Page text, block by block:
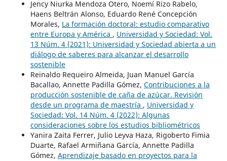
Jency Niurka Mendoza Otero, Noemí Rizo Rabelo,
Haens Beltrán Alonso, Eduardo René Concepción
Morales, La formación doctoral: estudio comparativo
entre Europa y América , Universidad y Sociedad: Vol.
13 Núm. 4 (2021): Universidad y Sociedad abierta a un
diálogo de saberes para alcanzar el desarrollo
sostenible
Reinaldo Requeiro Almeida, Juan Manuel García
Bacallao, Annette Padilla Gómez, Contribuciones a la
producción sostenible de caña de azúcar. Revisión
desde un programa de maestría , Universidad y
Sociedad: Vol. 14 Núm. 4 (2022): Algunas
consideraciones sobre los estudios bibliométricos
Yanira Zaita Ferrer, Julio Leyva Haza, Rigoberto Fimia
Duarte, Rafael Armiñana García, Annette Padilla
Gómez, Aprendizaje basado en proyectos para la